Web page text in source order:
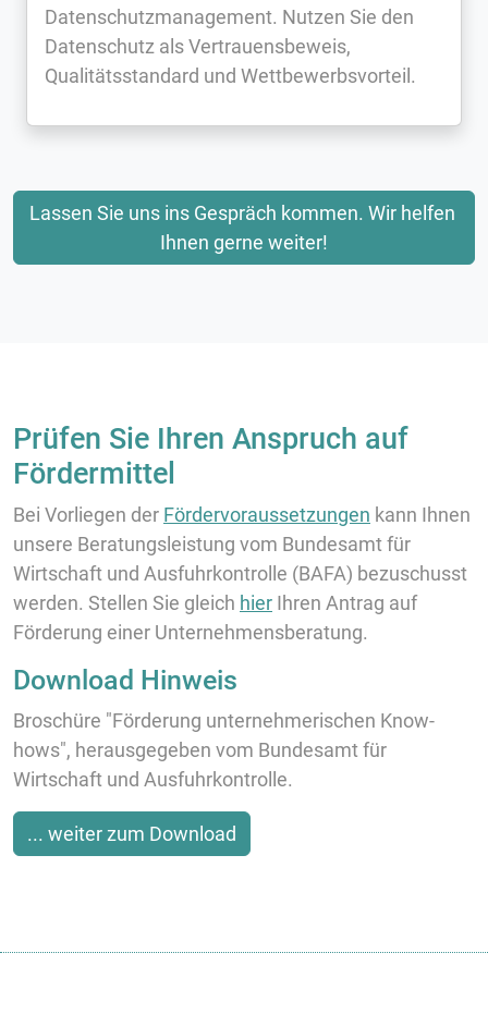
Datenschutzmanagement. Nutzen Sie den
Datenschutz als Vertrauensbeweis,
Qualitätsstandard und Wettbewerbsvorteil.
Lassen Sie uns ins Gespräch kommen. Wir helfen
Ihnen gerne weiter!
Prüfen Sie Ihren Anspruch auf
Fördermittel
Bei Vorliegen der Fördervoraussetzungen kann Ihnen
unsere Beratungsleistung vom Bundesamt für
Wirtschaft und Ausfuhrkontrolle (BAFA) bezuschusst
werden. Stellen Sie gleich hier Ihren Antrag auf
Förderung einer Unternehmensberatung.
Download Hinweis
Broschüre "Förderung unternehmerischen Know-
hows", herausgegeben vom Bundesamt für
Wirtschaft und Ausfuhrkontrolle.
... weiter zum Download